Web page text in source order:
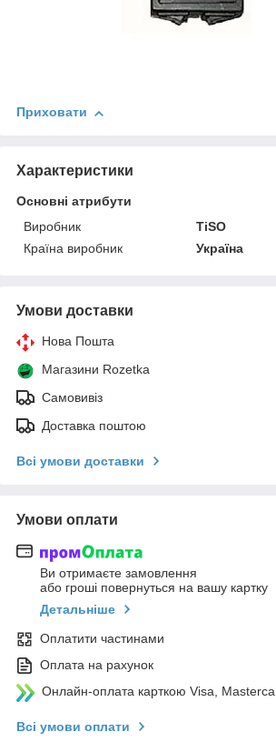
Приховати
Характеристики
Основні атрибути
Виробник
TiSO
Країна виробник
Україна
Умови доставки
Нова Пошта
Магазини Rozetka
Самовивіз
Доставка поштою
Всі умови доставки
Умови оплати
Ви отримаєте замовлення
або гроші повернуться на вашу картку
Детальніше
Оплатити частинами
Оплата на рахунок
Онлайн-оплата карткою Visa,
Всі умови оплати